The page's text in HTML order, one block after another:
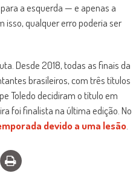
a esquerda — e apenas a
isso, qualquer erro poderia ser
Desde 2018, todas as finais da
brasileiros, com três títulos
Toledo decidiram o título em
foi finalista na última edição. No
devido a uma lesão.